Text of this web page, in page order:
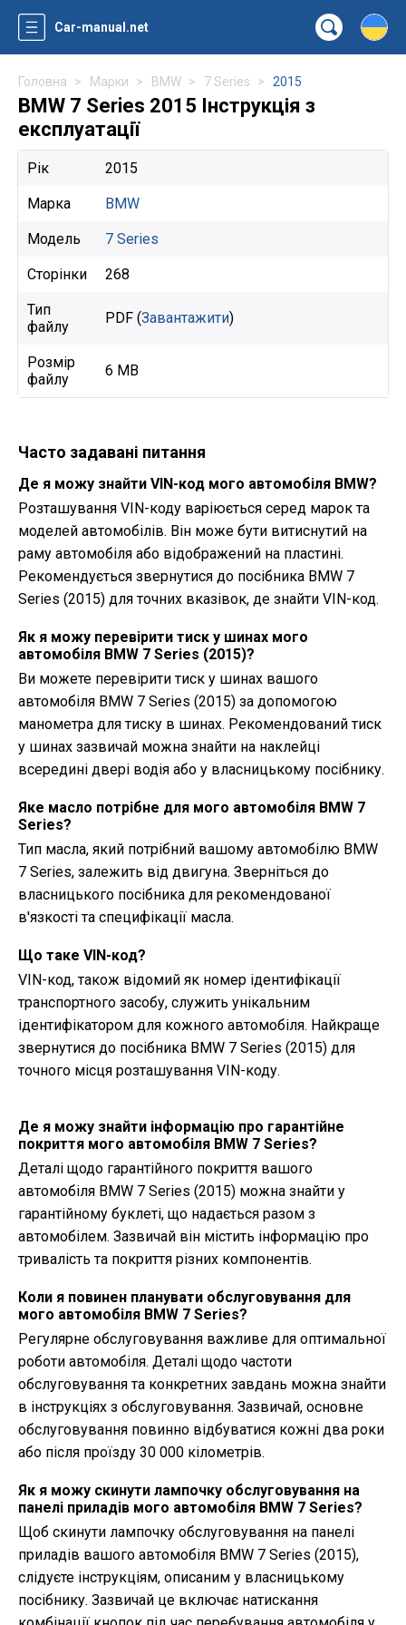
Car-manual.net
Головна Марки BMW 7 Series 2015
BMW 7 Series 2015 Інструкція з
експлуатації
Рік 2015
Марка BMW
Модель 7 Series
Сторінки 268
Тип
файлу
PDF (Завантажити)
Розмір
файлу
6 MB
Часто задавані питання
Де я можу знайти VIN-код мого автомобіля BMW?
Розташування VIN-коду варіюється серед марок та
моделей автомобілів. Він може бути витиснутий на
раму автомобіля або відображений на пластині.
Рекомендується звернутися до посібника BMW 7
Series (2015) для точних вказівок, де знайти VIN-код.
Як я можу перевірити тиск у шинах мого
автомобіля BMW 7 Series (2015)?
Ви можете перевірити тиск у шинах вашого
автомобіля BMW 7 Series (2015) за допомогою
манометра для тиску в шинах. Рекомендований тиск
у шинах зазвичай можна знайти на наклейці
всередині двері водія або у власницькому посібнику.
Яке масло потрібне для мого автомобіля BMW 7
Series?
Тип масла, який потрібний вашому автомобілю BMW
7 Series, залежить від двигуна. Зверніться до
власницького посібника для рекомендованої
в'язкості та специфікації масла.
Що таке VIN-код?
VIN-код, також відомий як номер ідентифікації
транспортного засобу, служить унікальним
ідентифікатором для кожного автомобіля. Найкраще
звернутися до посібника BMW 7 Series (2015) для
точного місця розташування VIN-коду.
Де я можу знайти інформацію про гарантійне
покриття мого автомобіля BMW 7 Series?
Деталі щодо гарантійного покриття вашого
автомобіля BMW 7 Series (2015) можна знайти у
гарантійному буклеті, що надається разом з
автомобілем. Зазвичай він містить інформацію про
тривалість та покриття різних компонентів.
Коли я повинен планувати обслуговування для
мого автомобіля BMW 7 Series?
Регулярне обслуговування важливе для оптимальної
роботи автомобіля. Деталі щодо частоти
обслуговування та конкретних завдань можна знайти
в інструкціях з обслуговування. Зазвичай, основне
обслуговування повинно відбуватися кожні два роки
або після проїзду 30 000 кілометрів.
Як я можу скинути лампочку обслуговування на
панелі приладів мого автомобіля BMW 7 Series?
Щоб скинути лампочку обслуговування на панелі
приладів вашого автомобіля BMW 7 Series (2015),
слідуєте інструкціям, описаним у власницькому
посібнику. Зазвичай це включає натискання